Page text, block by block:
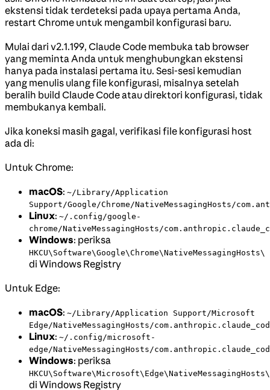
ekstensi tidak terdeteksi pada upaya pertama Anda,
restart Chrome untuk mengambil konfigurasi baru.
Mulai dari v2.1.199, Claude Code membuka tab browser
yang meminta Anda untuk menghubungkan ekstensi
hanya pada instalasi pertama itu. Sesi-sesi kemudian
yang menulis ulang file konfigurasi, misalnya setelah
beralih build Claude Code atau direktori konfigurasi, tidak
membukanya kembali.
Jika koneksi masih gagal, verifikasi file konfigurasi host
ada di:
Untuk Chrome:
macOS: ~/Library/Application
Support/Google/Chrome/NativeMessagingHosts/
Linux: ~/.config/google-
chrome/NativeMessagingHosts/
Windows: periksa
HKCU\Software\Google\Chrome\NativeMessagingHosts\
di Windows Registry
Untuk Edge:
macOS: ~/Library/Application Support/Microsoft
Edge/NativeMessagingHosts/
Linux: ~/.config/microsoft-
edge/NativeMessagingHosts/
Windows: periksa
HKCU\Software\Microsoft\Edge\NativeMessagingHosts\
di Windows Registry